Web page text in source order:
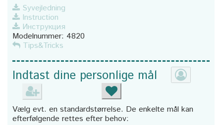
Syvejledning
Instruction
Инструкция
Modelnummer: 4820
Tips&Tricks
Indtast dine personlige mål
Vælg evt. en standardstørrelse. De enkelte mål kan
efterfølgende rettes efter behov: